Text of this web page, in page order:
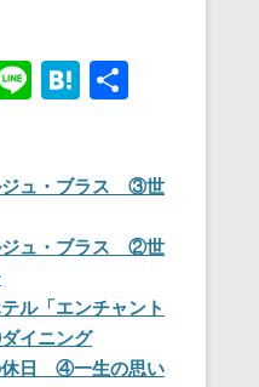
Li
H
n
a
ジュ・ブラス ③世
ジュ・ブラス ②世
ル「エンチャント
イニング
休日 ④一生の思い